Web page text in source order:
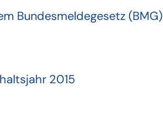
Bundesmeldegesetz (BMG)
2015